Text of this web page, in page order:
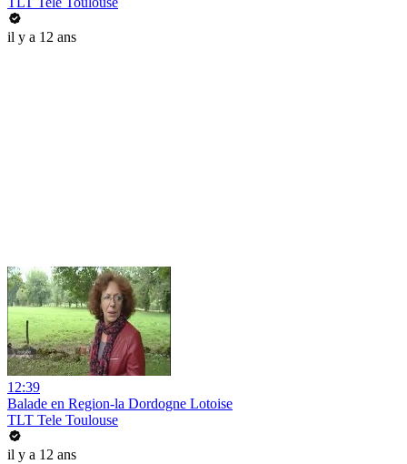
il y a 12 ans
12:39
Balade en Region-la Dordogne Lotoise
TLT Tele Toulouse
il y a 12 ans